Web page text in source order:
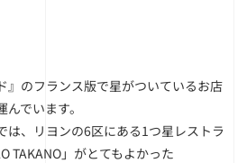
』のフランス版で星がついているお店
でいます。
は、リヨンの6区にある1つ星レストラ
TAKANO」がとてもよかった